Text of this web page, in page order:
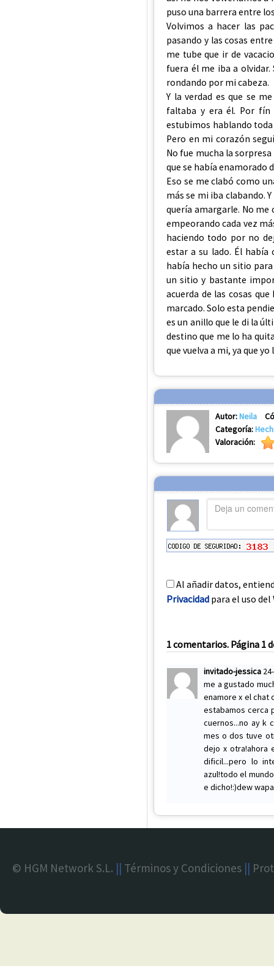
puso una barrera entre
Volvimos a hacer las
pasando y las cosas
me tube que ir de
fuera él me iba a
rondando por mi cabeza.
Y la verdad es que se
faltaba y era él. Por fín
estubimos hablando toda
Pero en mi corazón
No fue mucha la
que se había enamorado
Eso se me clabó como
más se mi iba clabando.
quería amargarle. No me
empeorando cada vez
haciendo todo por no
estar a su lado. Él había
había hecho un sitio
un sitio y bastante
acuerda de las cosas
marcado. Solo esta
es un anillo que le di la
destino que me lo ha
que vuelva a mi, ya que
Autor:Neila
Categoría:
Valoración:
Al añadir datos,
Privacidad para el uso del
1 comentarios. Página 1
invitado-jessica
me a gustado
enamore x el chat
estabamos cerca
cuernos...no ay k
mes o dos tuve
dejo x otra!ahora
dificil...pero lo
azul!todo el
e dicho!:)dew
© HGM Network S.L. || Términos y Condiciones ||